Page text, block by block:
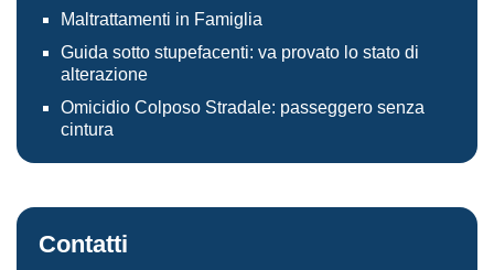
Maltrattamenti in Famiglia
Guida sotto stupefacenti: va provato lo stato di
alterazione
Omicidio Colposo Stradale: passeggero senza
cintura
Contatti